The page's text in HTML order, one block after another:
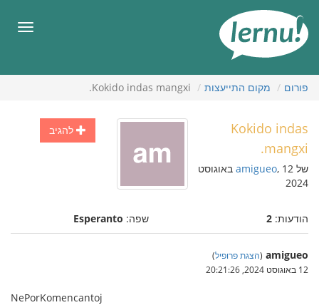
העניינים
פורום מקום התייעצות Kokido indas mangxi.
להגיב
Kokido indas
mangxi.
של amigueo , 12 באוגוסט
2024
הודעות: 2 שפה: Esperanto
amigueo
(הצגת פרופיל)
12 באוגוסט 2024, 20:21:26
NePorKomencantoj